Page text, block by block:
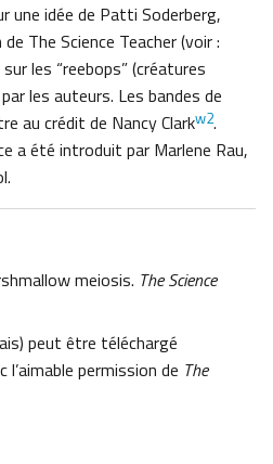
une idée de Patti Soderberg,
The Science Teacher (voir :
sur les “reebops” (créatures
les auteurs. Les bandes de
au crédit de Nancy Clarkw2.
a été introduit par Marlene Rau,
meiosis. The Science
peut être téléchargé
l’aimable permission de The